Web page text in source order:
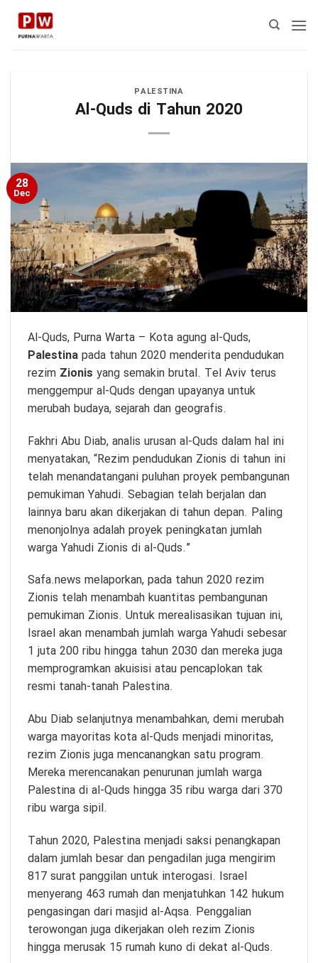
Skip
content
PALESTINA
Al-Quds di Tahun 2020
28
Dec
Al-Quds, Purna Warta – Kota agung al-Quds,
Palestina pada tahun 2020 menderita pendudukan
rezim Zionis yang semakin brutal. Tel Aviv terus
menggempur al-Quds dengan upayanya untuk
merubah budaya, sejarah dan geografis.
Fakhri Abu Diab, analis urusan al-Quds dalam hal ini
menyatakan, “Rezim pendudukan Zionis di tahun ini
telah menandatangani puluhan proyek pembangunan
pemukiman Yahudi. Sebagian telah berjalan dan
lainnya baru akan dikerjakan di tahun depan. Paling
menonjolnya adalah proyek peningkatan jumlah
warga Yahudi Zionis di al-Quds.”
Safa.news melaporkan, pada tahun 2020 rezim
Zionis telah menambah kuantitas pembangunan
pemukiman Zionis. Untuk merealisasikan tujuan ini,
Israel akan menambah jumlah warga Yahudi sebesar
1 juta 200 ribu hingga tahun 2030 dan mereka juga
memprogramkan akuisisi atau pencaplokan tak
resmi tanah-tanah Palestina.
Abu Diab selanjutnya menambahkan, demi merubah
warga mayoritas kota al-Quds menjadi minoritas,
rezim Zionis juga mencanangkan satu program.
Mereka merencanakan penurunan jumlah warga
Palestina di al-Quds hingga 35 ribu warga dari 370
ribu warga sipil.
Tahun 2020, Palestina menjadi saksi penangkapan
dalam jumlah besar dan pengadilan juga mengirim
817 surat panggilan untuk interogasi. Israel
menyerang 463 rumah dan menjatuhkan 142 hukum
pengasingan dari masjid al-Aqsa. Penggalian
terowongan juga dikerjakan oleh rezim Zionis
hingga merusak 15 rumah kuno di dekat al-Quds.